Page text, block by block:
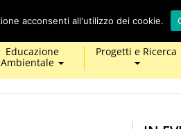
Cerca
Educazione
Ambientale
Progetti e Ricerca
acconsenti all'utilizzo dei cookie.